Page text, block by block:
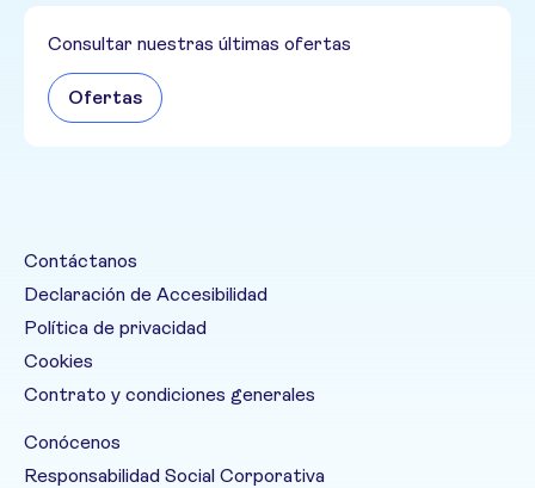
Consultar nuestras últimas ofertas
Ofertas
Contáctanos
Declaración de Accesibilidad
Política de privacidad
Cookies
Contrato y condiciones generales
Conócenos
Responsabilidad Social Corporativa